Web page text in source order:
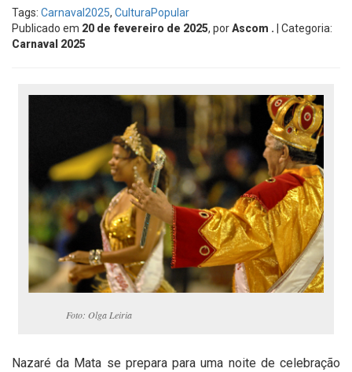
Tags: Carnaval2025, CulturaPopular
Publicado em 20 de fevereiro de 2025, porAscom . | Categoria:
Carnaval 2025
Foto: Olga Leiria
Nazaré da Mata se prepara para uma noite de celebração